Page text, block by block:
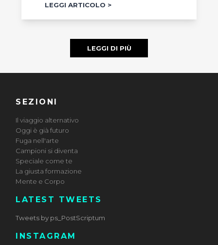
LEGGI ARTICOLO
LEGGI DI PIÙ
SEZIONI
Il viaggio alternativo
Oggi è già futuro
Fuga nell'arte
Campioni si diventa
Speciale come te
La giusta formazione
Mente e Corpo
LATEST TWEETS
Tweets by ps_PostScriptum
INSTAGRAM